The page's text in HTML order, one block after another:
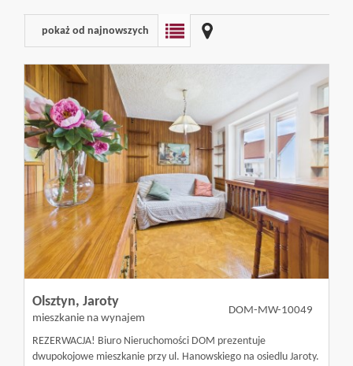
firmie
Oferty
Mieszkania
Domy
pokaż od najnowszych
Olsztyn, Jaroty
mieszkanie na wynajem
DOM-MW-10049
REZERWACJA! Biuro Nieruchomości DOM prezentuje
dwupokojowe mieszkanie przy ul. Hanowskiego na osiedlu Jaroty.